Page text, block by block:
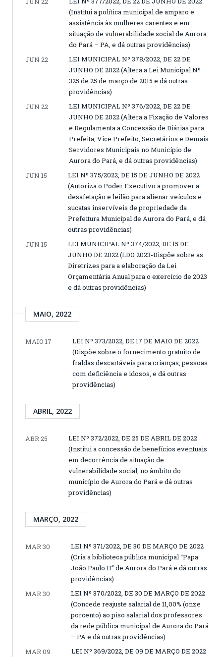
(Institui a política municipal de amparo e
assistência às mulheres carentes e em
situação de vulnerabilidade social de Aurora
do Pará – PA, e dá outras providências)
JUN 22
LEI MUNICIPAL Nº 378/2022, DE 22 DE
JUNHO DE 2022 (Altera a Lei Municipal Nº
325 de 25 de março de 2015 e dá outras
providências)
JUN 22
LEI MUNICIPAL Nº 376/2022, DE 22 DE
JUNHO DE 2022 (Altera a Fixação de Valores
e Regulamenta a Concessão de Diárias para
Prefeita, Vice Prefeito, Secretários e Demais
Servidores Municipais no Município de
Aurora do Pará, e dá outras providências)
JUN 15
LEI Nº 375/2022, DE 15 DE JUNHO DE 2022
(Autoriza o Poder Executivo a promover a
desafetação e leilão para alienar veículos e
sucatas inservíveis de propriedade da
Prefeitura Municipal de Aurora do Pará, e dá
outras providências)
JUN 15
LEI MUNICIPAL Nº 374/2022, DE 15 DE
JUNHO DE 2022 (LDO 2023-Dispõe sobre as
Diretrizes para a elaboração da Lei
Orçamentária Anual para o exercício de 2023
e dá outras providências)
MAIO, 2022
MAIO 17
LEI Nº 373/2022, DE 17 DE MAIO DE 2022
(Dispõe sobre o fornecimento gratuito de
fraldas descartáveis para crianças, pessoas
com deficiência e idosos, e dá outras
providências)
ABRIL, 2022
ABR 25
LEI Nº 372/2022, DE 25 DE ABRIL DE 2022
(Institui a concessão de benefícios eventuais
em decorrência de situação de
vulnerabilidade social, no âmbito do
município de Aurora do Pará e dá outras
providências)
MARÇO, 2022
MAR 30
LEI Nº 371/2022, DE 30 DE MARÇO DE 2022
(Cria a biblioteca pública municipal “Papa
João Paulo II” de Aurora do Pará e dá outras
providências)
MAR 30
LEI Nº 370/2022, DE 30 DE MARÇO DE 2022
(Concede reajuste salarial de 11,00% (onze
porcento) ao piso salarial dos professores
da rede pública municipal de Aurora do Pará
– PA e dá outras providências)
MAR 09
LEI Nº 369/2022, DE 09 DE MARÇO DE 2022